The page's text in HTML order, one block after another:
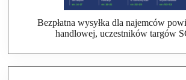
Bezpłatna wysyłka dla najemców
handlowej, uczestników targów